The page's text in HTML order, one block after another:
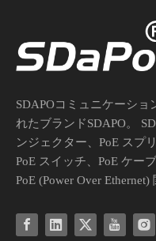
SDAPOコミュニケーショ
れたブランドSDAPO。
ンジェクター、PoE スプ
PoE スイッチ、PoE ケー
PoE (Power Over